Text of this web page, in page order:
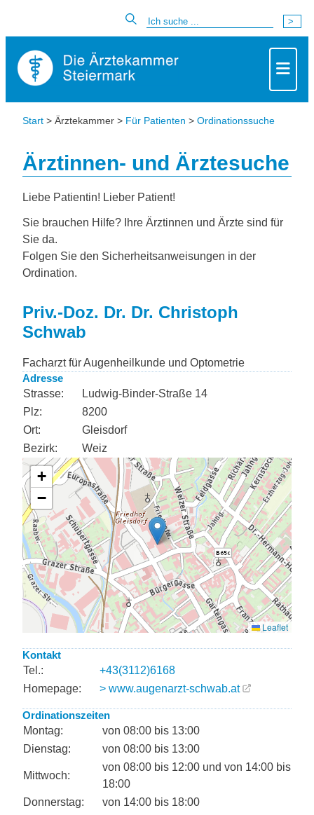
Start > Ärztekammer > Für Patienten > Ordinationssuche
Ärztinnen- und Ärztesuche
Liebe Patientin! Lieber Patient!
Sie brauchen Hilfe? Ihre Ärztinnen und Ärzte sind für
Sie da.
Folgen Sie den Sicherheitsanweisungen in der
Ordination.
Priv.-Doz. Dr. Dr. Christoph
Schwab
Facharzt für Augenheilkunde und Optometrie
Adresse
Strasse:
Ludwig-Binder-Straße 14
Plz:
8200
Ort:
Gleisdorf
Bezirk:
Weiz
Kontakt
Tel.:
+43(3112)6168
Homepage:
> www.augenarzt-schwab.at
Ordinationszeiten
Montag:
von 08:00 bis 13:00
Dienstag:
von 08:00 bis 13:00
Mittwoch:
von 08:00 bis 12:00 und von 14:00 bis
18:00
Donnerstag:
von 14:00 bis 18:00